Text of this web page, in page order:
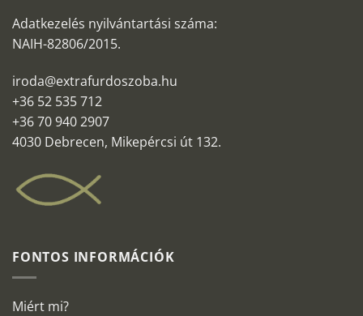
Adatkezelés nyilvántartási száma:
NAIH-82806/2015.
iroda@extrafurdoszoba.hu
+36 52 535 712
+36 70 940 2907
4030 Debrecen, Mikepércsi út 132.
FONTOS INFORMÁCIÓK
Miért mi?